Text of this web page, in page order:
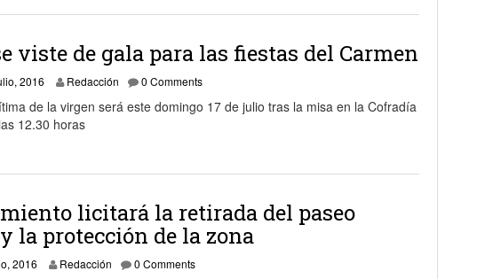
viste de gala para las fiestas del Carmen
2016 13 julio, 2016
Redacción 0 Comments
de la virgen será este domingo 17 de julio tras la misa en la Cofradía
12.30 horas
licitará la retirada del paseo
la protección de la zona
2016 1 julio, 2016
Redacción 0 Comments